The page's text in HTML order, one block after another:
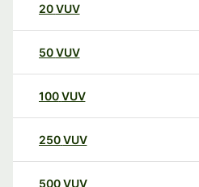
20VUV
50VUV
100VUV
250VUV
500VUV